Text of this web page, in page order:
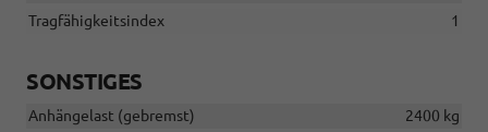
Tragfähigkeitsindex
1
SONSTIGES
Anhängelast (gebremst)
2400 kg